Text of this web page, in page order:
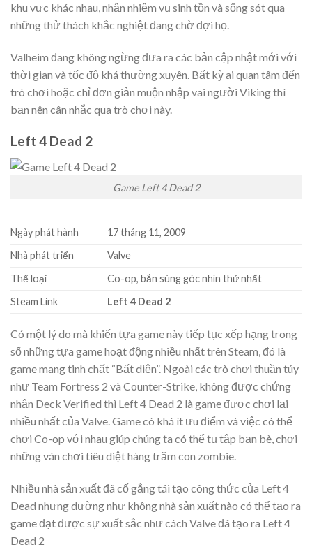
khu vực khác nhau, nhận nhiệm vụ sinh tồn và sống sót qua
những thử thách khắc nghiệt đang chờ đợi họ.
Valheim đang không ngừng đưa ra các bản cập nhật mới với
thời gian và tốc độ khá thường xuyên. Bất kỳ ai quan tâm đến
trò chơi hoặc chỉ đơn giản muộn nhập vai người Viking thì
bạn nên cân nhắc qua trò chơi này.
Left 4 Dead 2
Game Left 4 Dead 2
Ngày phát hành
17 tháng 11, 2009
Nhà phát triển
Valve
Thể loại
Co-op, bắn súng góc nhìn thứ nhất
Steam Link
Left 4 Dead 2
Có một lý do mà khiến tựa game này tiếp tục xếp hạng trong
số những tựa game hoạt động nhiều nhất trên Steam, đó là
game mang tinh chất “Bất diện”. Ngoài các trò chơi thuần túy
như Team Fortress 2 và Counter-Strike, không được chứng
nhận Deck Verified thì Left 4 Dead 2 là game được chơi lại
nhiều nhất của Valve. Game có khá ít ưu điểm và việc có thể
chơi Co-op với nhau giúp chúng ta có thể tụ tập bạn bè, chơi
những ván chơi tiêu diệt hàng trăm con zombie.
Nhiều nhà sản xuất đã cố gắng tái tạo công thức của Left 4
Dead nhưng dường như không nhà sản xuất nào có thể tạo ra
game đạt được sự xuất sắc như cách Valve đã tạo ra Left 4
Dead 2